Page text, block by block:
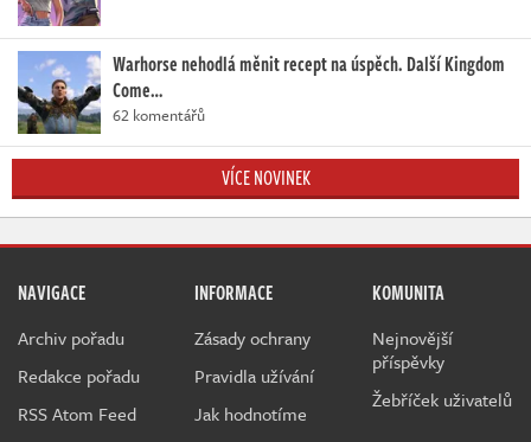
Warhorse nehodlá měnit recept na úspěch. Další Kingdom
Come…
62 komentářů
VÍCE NOVINEK
NAVIGACE
Archiv pořadu
Redakce pořadu
RSS Atom Feed
INFORMACE
Zásady ochrany
Pravidla užívání
Jak hodnotíme
KOMUNITA
Nejnovější
příspěvky
Žebříček uživatelů